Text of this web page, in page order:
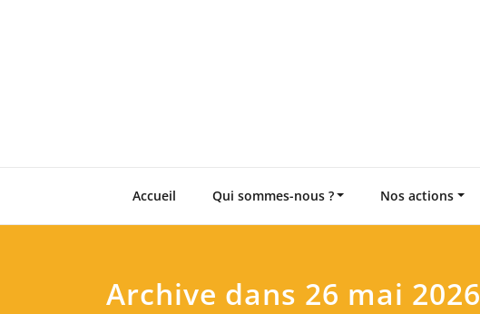
Accueil Qui sommes-nous ? Nos actions
Archive dans 26 mai 2026